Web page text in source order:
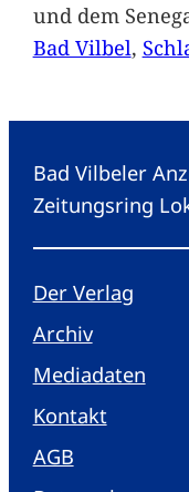
und dem
Bad Vilbel,
Bad Vilbeler
Zeitungsring
Der Verlag
Archiv
Mediadaten
Kontakt
AGB